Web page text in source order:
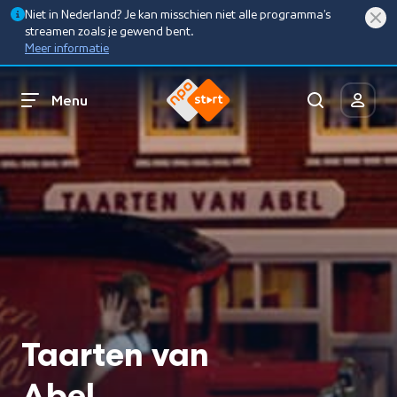
Niet in Nederland? Je kan misschien niet alle programma’s
streamen zoals je gewend bent.
Meer informatie
Menu
Taarten van